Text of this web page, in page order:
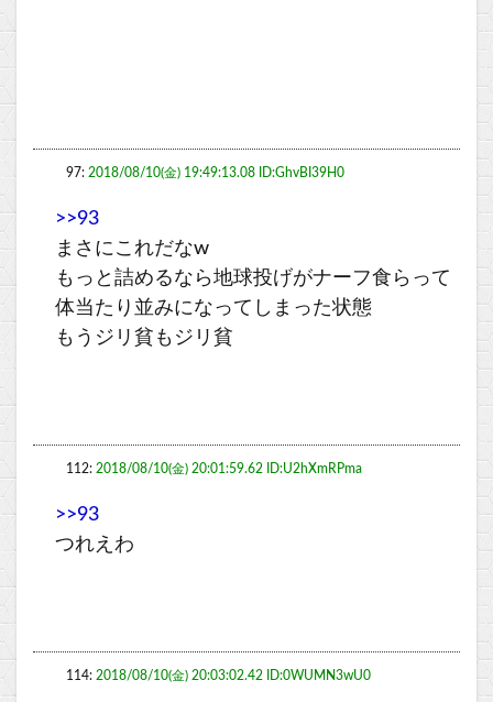
97: 2018/08/10(金) 19:49:13.08 ID:GhvBI39H0
>>93
まさにこれだなw
もっと詰めるなら地球投げがナーフ食らって
体当たり並みになってしまった状態
もうジリ貧もジリ貧
112: 2018/08/10(金) 20:01:59.62 ID:U2hXmRPma
>>93
つれえわ
114: 2018/08/10(金) 20:03:02.42 ID:0WUMN3wU0